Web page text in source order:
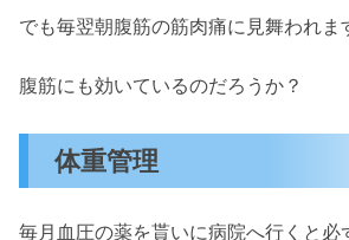
でも毎翌朝腹筋の筋肉痛に見舞われま
腹筋にも効いているのだろうか？
体重管理
毎月血圧の薬を貰いに病院へ行くと必